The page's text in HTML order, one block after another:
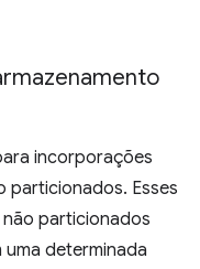
incorporações
particionados. Esses
particionados
determinada